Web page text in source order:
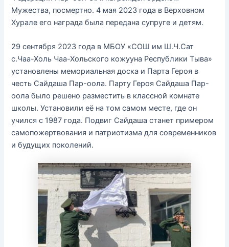
Мужества, посмертно. 4 мая 2023 года в Верховном
Хурале его награда была передана супруге и детям.
29 сентября 2023 года в МБОУ «СОШ им Ш.Ч.Сат
с.Чаа-Холь Чаа-Хольского кожууна Республики Тыва»
установлены мемориальная доска и Парта Героя в
честь Сайдаша Пар-оола. Парту Героя Сайдаша Пар-
оола было решено разместить в классной комнате
школы. Установили её на том самом месте, где он
учился с 1987 года. Подвиг Сайдаша станет примером
самопожертвования и патриотизма для современников
и будущих поколений.